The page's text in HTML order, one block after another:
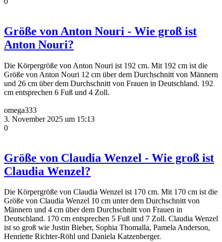
Größe von Anton Nouri - Wie groß ist
Anton Nouri?
Die Körpergröße von Anton Nouri ist 192 cm. Mit 192 cm ist die
Größe von Anton Nouri 12 cm über dem Durchschnitt von Männern
und 26 cm über dem Durchschnitt von Frauen in Deutschland. 192
cm entsprechen 6 Fuß und 4 Zoll.
omega333
3. November 2025 um 15:13
0
Größe von Claudia Wenzel - Wie groß ist
Claudia Wenzel?
Die Körpergröße von Claudia Wenzel ist 170 cm. Mit 170 cm ist die
Größe von Claudia Wenzel 10 cm unter dem Durchschnitt von
Männern und 4 cm über dem Durchschnitt von Frauen in
Deutschland. 170 cm entsprechen 5 Fuß und 7 Zoll. Claudia Wenzel
ist so groß wie Justin Bieber, Sophia Thomalla, Pamela Anderson,
Henriette Richter-Röhl und Daniela Katzenberger.